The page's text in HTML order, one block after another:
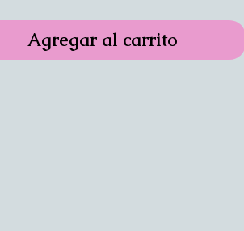
Agregar al carrito